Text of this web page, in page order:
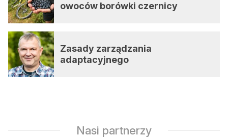
owoców borówki czernicy
Zasady zarządzania
adaptacyjnego
Nasi partnerzy